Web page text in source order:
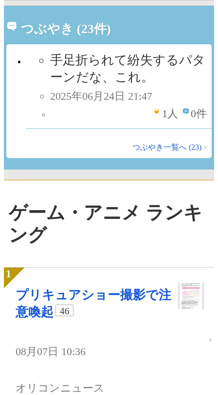
つぶやき (23件)
手足折られて紛失するパタ
ーンだな、これ。
2025年06月24日 21:47
1人 0件
つぶやき一覧へ (23)
ゲーム・アニメ ランキ
ング
プリキュアショー撮影で注
意喚起
46
08月07日 10:36
オリコンニュース